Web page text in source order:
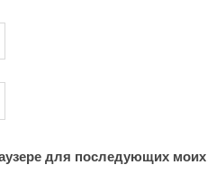
для последующих моих